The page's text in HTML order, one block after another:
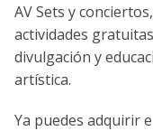
AV Sets y
actividades
divulgación y
artística.
Ya puedes adquirir